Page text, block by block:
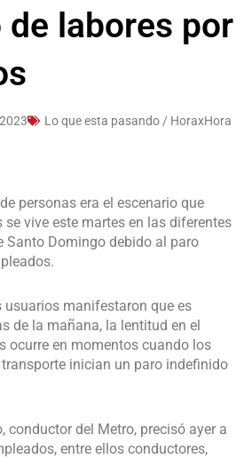
de labores por
Lo que esta pasando / HoraxHora
personas era el escenario que
vive este martes en las diferentes
Santo Domingo debido al paro
usuarios manifestaron que es
de la mañana, la lentitud en el
ocurre en momentos cuando los
inician un paro indefinido
conductor del Metro, precisó ayer a
entre ellos conductores,